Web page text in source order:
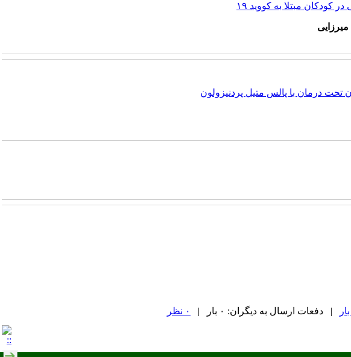
مبتلا به کووید ۱۹
میرزایی
تحت درمان با پالس متیل پردنیزولون
| دفعات ارسال به دیگران: ۰ بار | ۰ نظر